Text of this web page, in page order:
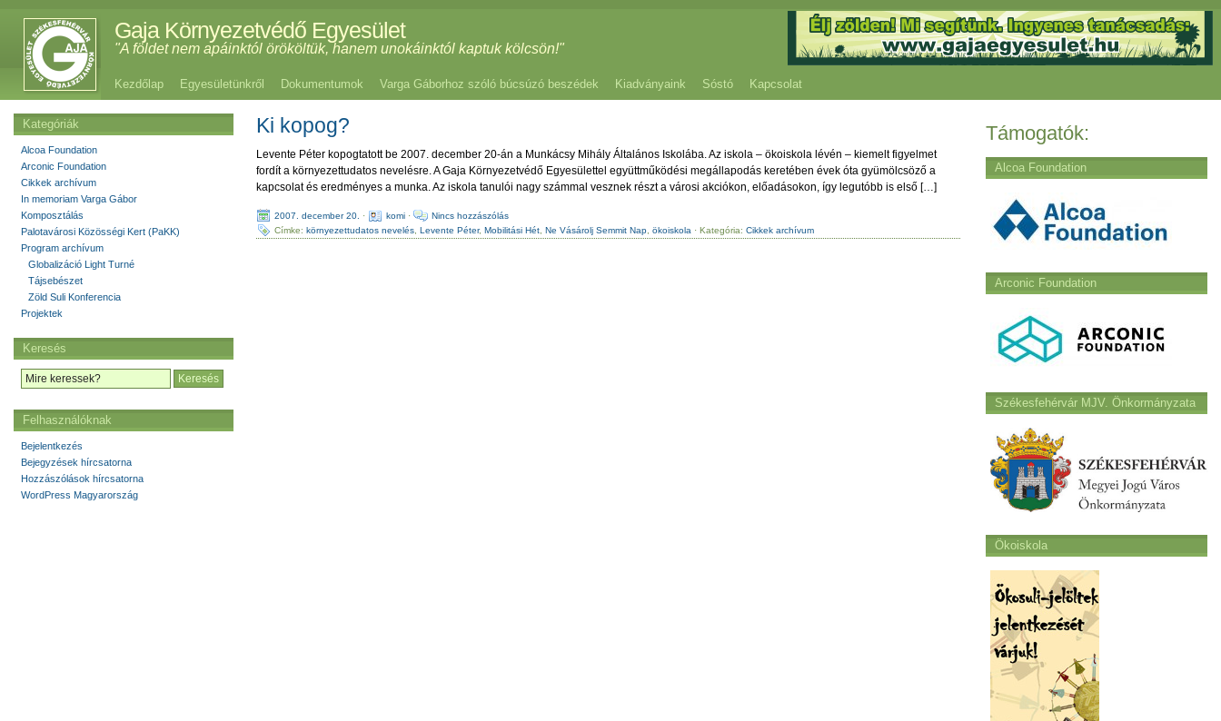
Gaja Környezetvédő Egyesület
"A földet nem apáinktól örököltük, hanem unokáinktól kaptuk kölcsön!"
Kezdőlap Egyesületünkről Dokumentumok Varga Gáborhoz szóló búcsúzó beszédek Kiadványaink Sóstó Kapcsolat
Ki kopog?
Levente Péter kopogtatott be 2007. december 20-án a Munkácsy Mihály Általános Iskolába. Az iskola – ökoiskola lévén – kiemelt figyelmet
fordít a környezettudatos nevelésre. A Gaja Környezetvédő Egyesülettel együttműködési megállapodás keretében évek óta gyümölcsöző a
kapcsolat és eredményes a munka. Az iskola tanulói nagy számmal vesznek részt a városi akciókon, előadásokon, így legutóbb is első […]
2007. december 20. · komi ·
Nincs hozzászólás
Címke:környezettudatos nevelés ,Levente Péter,Mobilitási Hét ,Ne Vásárolj Semmit Nap ,ökoiskola · Kategória:Cikkek archívum
Támogatók:
Alcoa Foundation
Arconic Foundation
Székesfehérvár MJV. Önkormányzata
Ökoiskola
Kategóriák
Alcoa Foundation
Arconic Foundation
Cikkek archívum
In memoriam Varga Gábor
Komposztálás
Palotavárosi Közösségi Kert (PaKK)
Program archívum
Globalizáció Light Turné
Tájsebészet
Zöld Suli Konferencia
Projektek
Keresés
Felhasználóknak
Bejelentkezés
Bejegyzések hírcsatorna
Hozzászólások hírcsatorna
WordPress Magyarország